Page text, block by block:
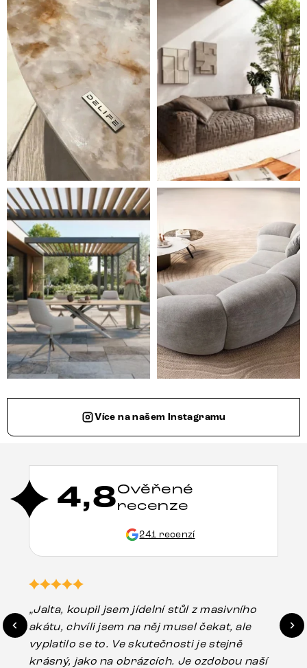
Styl, odolnost a společné chvíle pod širým nebem.
Ne každá pohovka je jen
Více na našem Instagramu
4,8Ověřené
recenze
241 recenzí
„Jalta, koupil jsem jídelní stůl z masivního
akátu, chvíli jsem na něj musel čekat, ale
vyplatilo se to. Ve skutečnosti je stejně
krásný, jako na obrázcích. Je ozdobou naší